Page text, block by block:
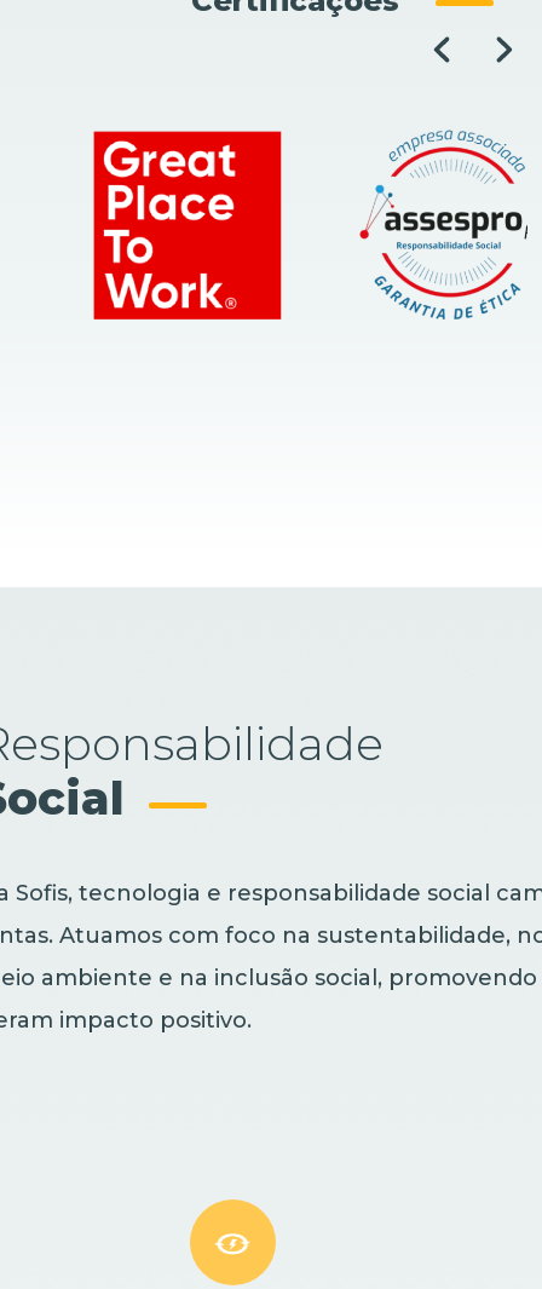
Sofis, tecnologia e responsabilidade social
Atuamos com foco na sustentabilidade,
ambiente e na inclusão social, promovendo
impacto positivo.